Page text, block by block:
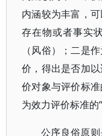
内涵较为丰富，
存在物或者事实
（风俗）；二是
价，得出是否加
价对象与评价标
为效力评价标准的“
公序良俗原